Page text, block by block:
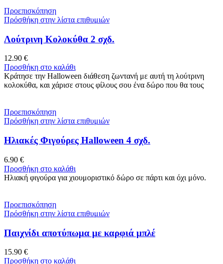
Προεπισκόπηση
Πρόσθήκη στην λίστα επιθυμιών
Λούτρινη Κολοκύθα 2 σχδ.
12.90 €
Προσθήκη στο καλάθι
Κράτησε την Halloween διάθεση ζωντανή με αυτή τη λούτρινη
κολοκύθα, και χάρισε στους φίλους σου ένα δώρο που θα τους
Προεπισκόπηση
Πρόσθήκη στην λίστα επιθυμιών
Ηλιακές Φιγούρες Halloween 4 σχδ.
6.90 €
Προσθήκη στο καλάθι
Ηλιακή φιγούρα για χιουμοριστικό δώρο σε πάρτι και όχι μόνο.
Προεπισκόπηση
Πρόσθήκη στην λίστα επιθυμιών
Παιχνίδι αποτύπωμα με καρφιά μπλέ
15.90 €
Προσθήκη στο καλάθι